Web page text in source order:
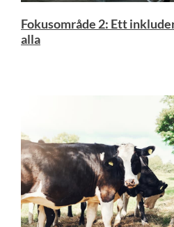
Fokusområde 2: Ett
alla